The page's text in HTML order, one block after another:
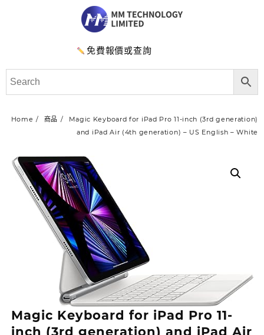
免費報價或查詢
Home 商品
Magic Keyboard for iPad Pro 11-inch (3rd generation)
and iPad Air (4th generation) – US English – White
Magic Keyboard for iPad Pro 11-
inch (3rd generation) and iPad Air